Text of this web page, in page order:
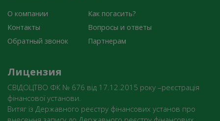
О компании
Контакты
Обратный звонок
Как погасить?
Вопросы и ответы
Партнерам
Лицензия
СВІДОЦТВО ФК № 676 від 17.12.2015 року –реєстрація
фінансової установи.
Витяг із Державного реєстру фінансових установ про